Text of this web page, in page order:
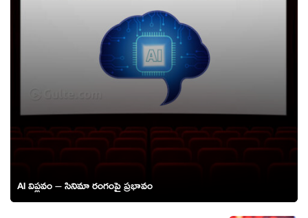
AI విప్లవం – సినిమా రంగంపై ప్రభావం